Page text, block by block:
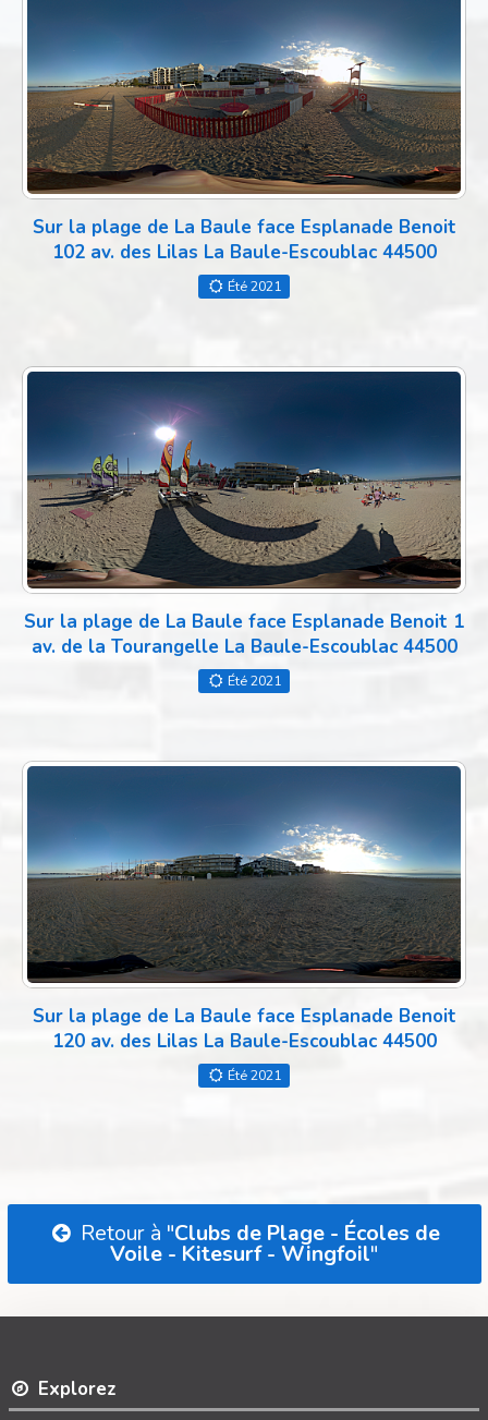
Sur la plage de La Baule face Esplanade Benoit
102 av. des Lilas La Baule-Escoublac 44500
Été 2021
Sur la plage de La Baule face Esplanade Benoit 1
av. de la Tourangelle La Baule-Escoublac 44500
Été 2021
Sur la plage de La Baule face Esplanade Benoit
120 av. des Lilas La Baule-Escoublac 44500
Été 2021
Retour à "Clubs de Plage - Écoles de
Voile - Kitesurf - Wingfoil"
Explorez